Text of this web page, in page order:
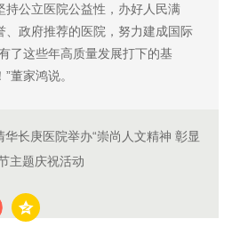
持公立医院公益性，办好人民满
、政府推荐的医院，努力建成国际
了这些年高质量发展打下的基
董家鸿说。
华长庚医院举办“崇尚人文精神 彰显
主题庆祝活动